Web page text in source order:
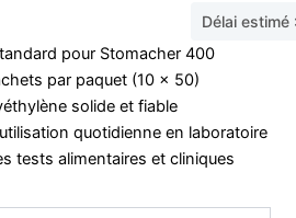
Délai
pour Stomacher 400
par paquet (10 x 50)
solide et fiable
quotidienne en laboratoire
tests alimentaires et cliniques